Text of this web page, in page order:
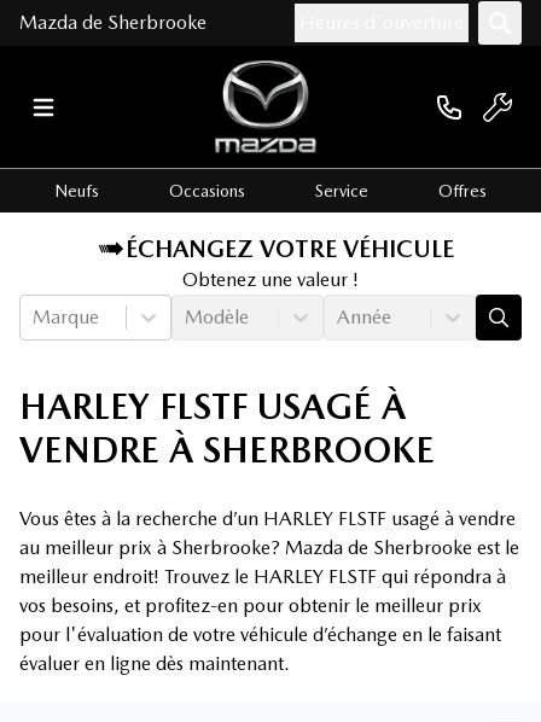
Mazda de Sherbrooke
Neufs Occasions Service Offres
ÉCHANGEZ VOTRE VÉHICULE
Obtenez une valeur !
Marque
Modèle Année
HARLEY FLSTF USAGÉ À
VENDRE À SHERBROOKE
Vous êtes à la recherche d’un HARLEY FLSTF usagé à vendre
au meilleur prix à Sherbrooke? Mazda de Sherbrooke est le
meilleur endroit! Trouvez le HARLEY FLSTF qui répondra à
vos besoins, et profitez-en pour obtenir le meilleur prix
pour l'évaluation de votre véhicule d’échange en le faisant
évaluer en ligne dès maintenant.